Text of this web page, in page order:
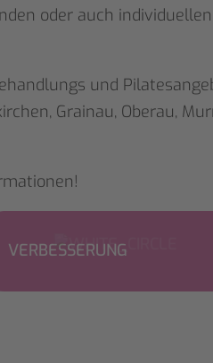
oder auch
und
Grainau, Oberau,
VERBESSERUNG